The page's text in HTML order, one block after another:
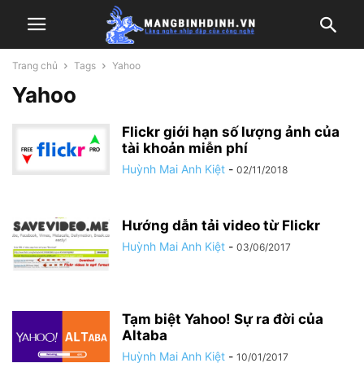
Trang chủ Tags Yahoo
Yahoo
Flickr giới hạn số lượng ảnh của
tài khoản miễn phí
Huỳnh Mai Anh Kiệt - 02/11/2018
Hướng dẫn tải video từ Flickr
Huỳnh Mai Anh Kiệt - 03/06/2017
Tạm biệt Yahoo! Sự ra đời của
Altaba
Huỳnh Mai Anh Kiệt - 10/01/2017